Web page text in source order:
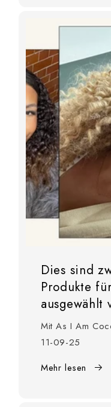
Dies sind
Produkte
ausgewählt
Mit As I Am
11-09-25
Mehr lesen